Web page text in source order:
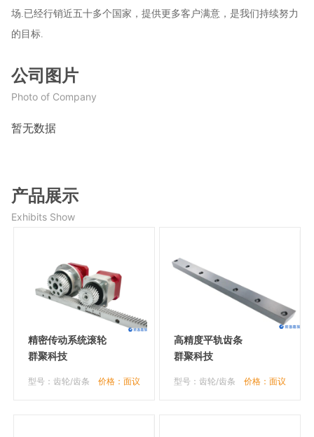
场.已经行销近五十多个国家，提供更多客户满意，是我们持续努力
的目标.
公司图片
Photo of Company
暂无数据
产品展示
Exhibits Show
精密传动系统滚轮
群聚科技
型号：齿轮/齿条 价格：面议
高精度平轨齿条
群聚科技
型号：齿轮/齿条 价格：面议